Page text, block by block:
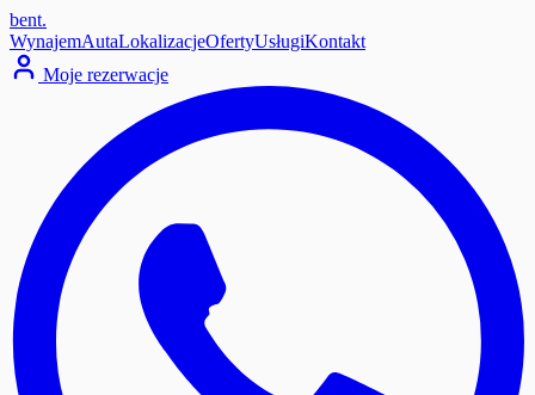
bent.
WynajemAutaLokalizacjeOfertyUsługiKontakt
Moje rezerwacje